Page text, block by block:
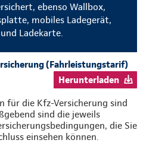
ebenso Wallbox,
mobiles Ladegerät,
Ladekarte.
(Fahrleistungstarif)
Herunterladen
für die Kfz-Versicherung sind
sind die jeweils
die Sie
einsehen können.